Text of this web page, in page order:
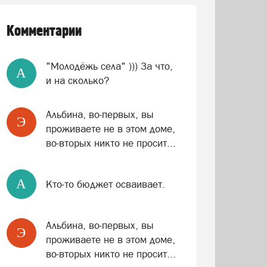
Комментарии
A
"Молодёжь села" ))) За что,
и на сколько?
Э
Альбина, во-первых, вы
проживаете не в этом доме,
во-вторых никто не просит...
A Кто-то бюджет осваивает.
Э
Альбина, во-первых, вы
проживаете не в этом доме,
во-вторых никто не просит...